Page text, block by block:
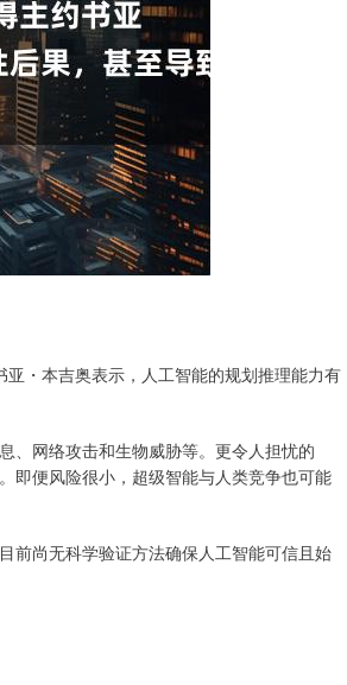
・本吉奥表示，人工智能的规划推理能力有
网络攻击和生物威胁等。更令人担忧的
即便风险很小，超级智能与人类竞争也可能
尚无科学验证方法确保人工智能可信且始